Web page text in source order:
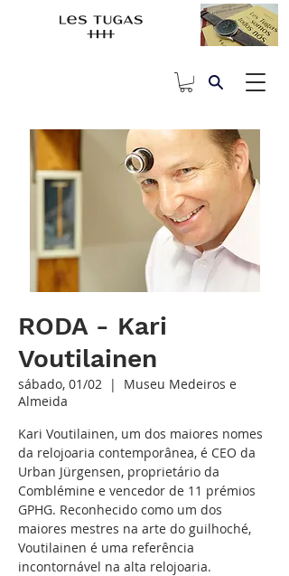
RODA - Kari
Voutilainen
sábado, 01/02
  |
Museu Medeiros e
Almeida
Kari Voutilainen, um dos maiores nomes
da relojoaria contemporânea, é CEO da
Urban Jürgensen, proprietário da
Comblémine e vencedor de 11 prémios
GPHG. Reconhecido como um dos
maiores mestres na arte do guilhoché,
Voutilainen é uma referência
incontornável na alta relojoaria.